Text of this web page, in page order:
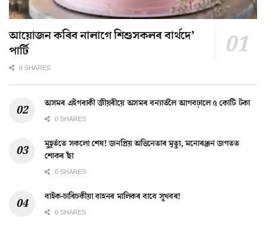
আয়োজন কৰিব নালাগে শিশুসকলৰ বাৰ্থদে’
পাৰ্টি
0 SHARES
অসমৰ এইগৰাকী জীয়ৰীয়ে অসমৰ বন্যাৰ্তলৈ আগবঢ়ালে ৫ কোটি টকা
0 SHARES
মুহূৰ্ততে সকলো শেষ! জনপ্ৰিয় অভিনেতাৰ মৃত্যু, মনোৰঞ্জন জগতত
শোকৰ ছাঁ
0 SHARES
বাইক-চাৰিচকীয়া বাহনৰ মালিকৰ বাবে সুখবৰ!
0 SHARES